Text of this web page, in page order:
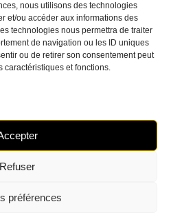
nous utilisons des technologies
et/ou accéder aux informations des
technologies nous permettra de traiter
de navigation ou les ID uniques
ou de retirer son consentement peut
caractéristiques et fonctions.
Refuser
préférences
rencontre !